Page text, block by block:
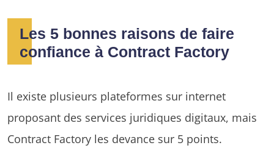
Les 5 bonnes raisons de faire
confiance à Contract Factory
Il existe plusieurs plateformes sur internet
proposant des services juridiques digitaux, mais
Contract Factory les devance sur 5 points.